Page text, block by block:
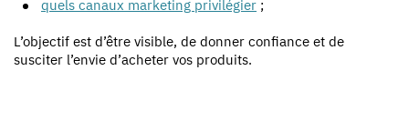
quels canaux marketing privilégier ;
L’objectif est d’être visible, de donner confiance et de
susciter l’envie d’acheter vos produits.